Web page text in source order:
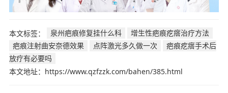
本文标签： 泉州疤痕修复挂什么科
增生性疤痕疙瘩治疗方法
疤痕注射曲安奈德效果
点阵激光多久做一次
疤痕疙瘩手术后
放疗有必要吗
本文地址：https://www.qzfzzk.com/bahen/385.html